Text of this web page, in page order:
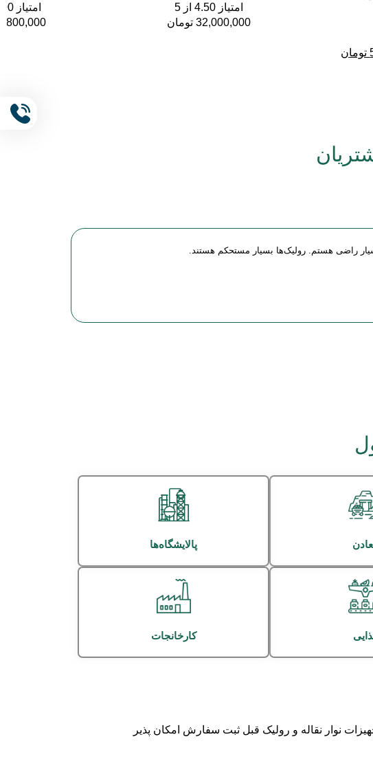
امتیاز 4.50از 5
32,000,000 تومان
امتیاز
2,800,000
راضی هستم. رولیک‌ها بسیار مستحکم هستند.
پالایشگاه‌ها
کارخانجات
نوار نقاله و رولیک قبل ثبت سفارش امکان پذیر